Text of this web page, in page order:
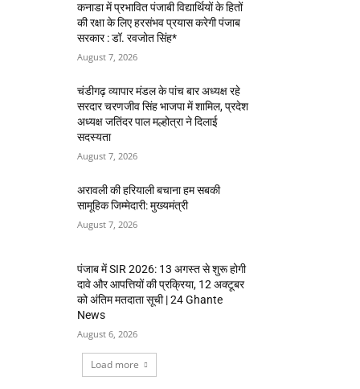
कनाडा में प्रभावित पंजाबी विद्यार्थियों के हितों
की रक्षा के लिए हरसंभव प्रयास करेगी पंजाब
सरकार : डॉ. रवजोत सिंह*
August 7, 2026
चंडीगढ़ व्यापार मंडल के पांच बार अध्यक्ष रहे
सरदार चरणजीव सिंह भाजपा में शामिल, प्रदेश
अध्यक्ष जतिंदर पाल मल्होत्रा ने दिलाई
सदस्यता
August 7, 2026
अरावली की हरियाली बचाना हम सबकी
सामूहिक जिम्मेदारी: मुख्यमंत्री
August 7, 2026
पंजाब में SIR 2026: 13 अगस्त से शुरू होगी
दावे और आपत्तियों की प्रक्रिया, 12 अक्टूबर
को अंतिम मतदाता सूची | 24 Ghante
News
August 6, 2026
Load more